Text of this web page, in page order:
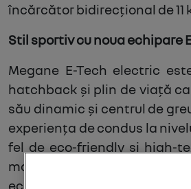
încărcător bidirecțional de 11
Stil sportiv cu noua echipare
Megane E-Tech electric
hatchback și plin de viață
său dinamic și centrul de
experiența de condus la
fel de eco-friendly și high-
modelelor E-Tech electrice.
echipare Esprit Alpine, ce